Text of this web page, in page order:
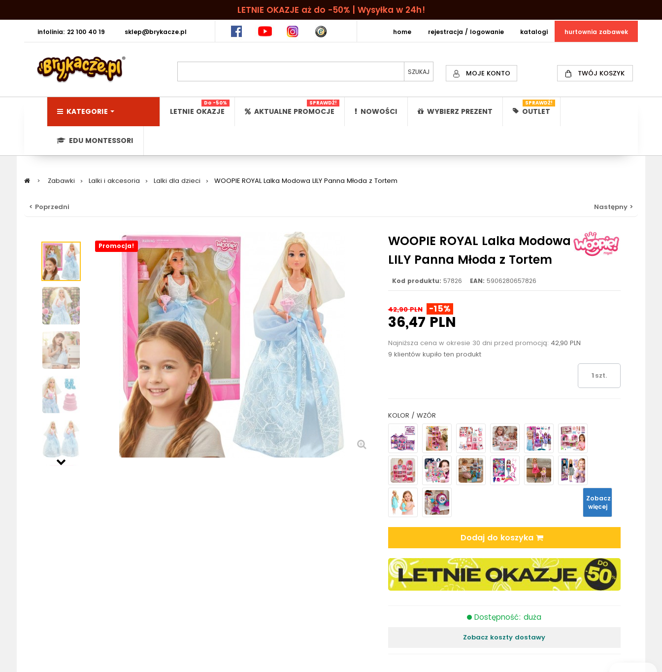
LETNIE OKAZJE aż do -50% | Wysyłka w 24h!
infolinia: 22 100 40 19 sklep@brykacze.pl hurtownia zabawek
katalogi
rejestracja / logowanie
home
MOJE KONTO TWÓJ KOSZYK
KATEGORIE LETNIE OKAZJE
Do -50%
AKTUALNE PROMOCJE
SPRAWDŹ!
NOWOŚCI WYBIERZ PREZENT OUTLET
SPRAWDŹ!
EDU MONTESSORI
> Zabawki > Lalki i akcesoria > Lalki dla dzieci > WOOPIE ROYAL Lalka Modowa LILY Panna Młoda z Tortem
< Poprzedni Następny >
Promocja!
WOOPIE ROYAL Lalka Modowa
LILY Panna Młoda z Tortem
Kod produktu: 57826 EAN: 5906280657826
42,90 PLN -15%
36,47 PLN
Najniższa cena w okresie 30 dni przed promocją: 42,90 PLN
9 klientów kupiło ten produkt
szt.
KOLOR / WZÓR
Zobacz
więcej
Dodaj do koszyka
Dostępność: duża
Zobacz koszty dostawy